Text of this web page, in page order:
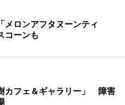
メロンアフタヌーンティ
コーンも
カフェ＆ギャラリー」 障害